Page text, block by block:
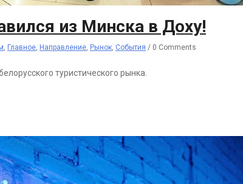
из Минска в Доху!
Главное Направление Рынок События / 0 Comments
туристического рынка.